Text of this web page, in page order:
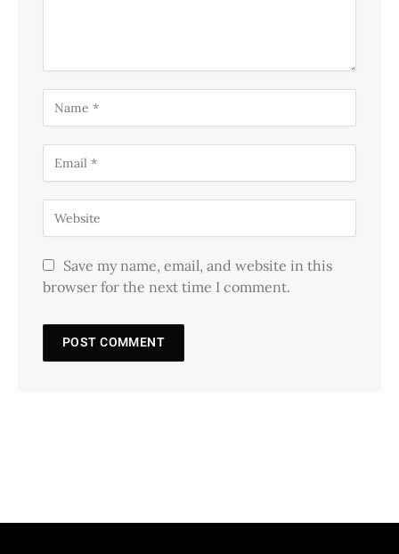
Save my name, email, and website in this
browser for the next time I comment.